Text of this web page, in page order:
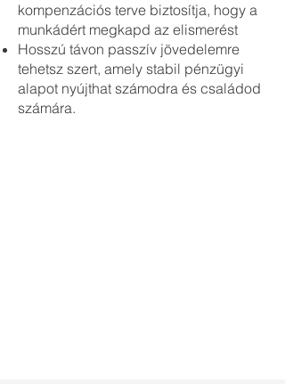
kompenzációs terve biztosítja, hogy a
munkádért megkapd az elismerést
Hosszú távon passzív jövedelemre
tehetsz szert, amely stabil pénzügyi
alapot nyújthat számodra és családod
számára.